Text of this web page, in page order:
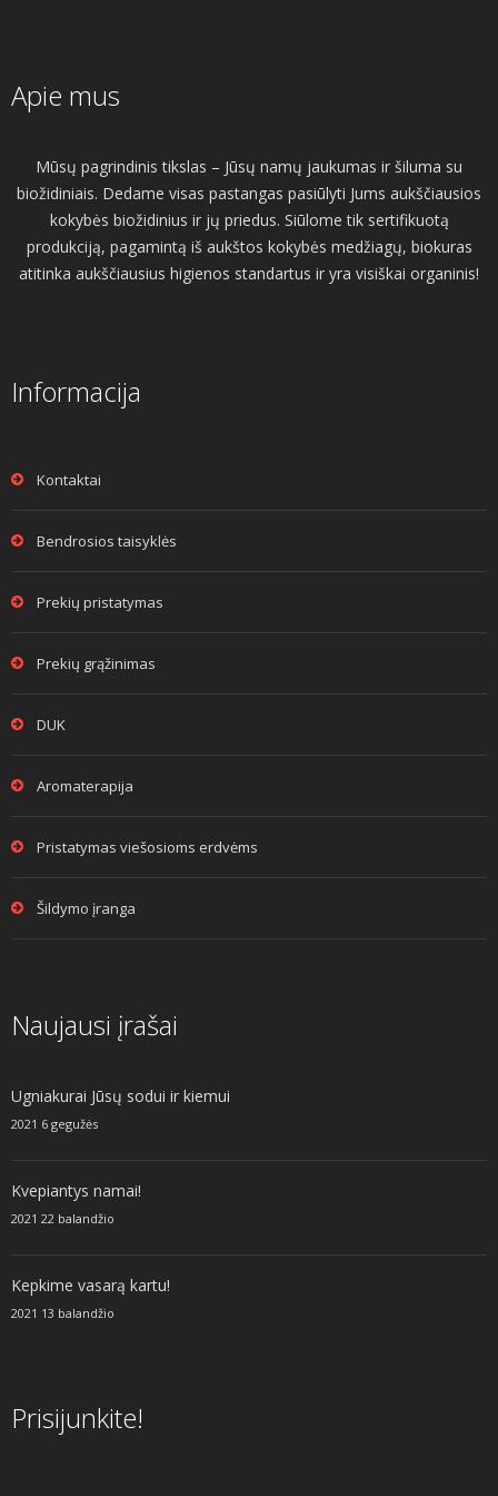
Apie mus
Mūsų pagrindinis tikslas – Jūsų namų jaukumas ir šiluma su
biožidiniais. Dedame visas pastangas pasiūlyti Jums aukščiausios
kokybės biožidinius ir jų priedus. Siūlome tik sertifikuotą
produkciją, pagamintą iš aukštos kokybės medžiagų, biokuras
atitinka aukščiausius higienos standartus ir yra visiškai organinis!
Informacija
Kontaktai
Bendrosios taisyklės
Prekių pristatymas
Prekių grąžinimas
DUK
Aromaterapija
Pristatymas viešosioms erdvėms
Šildymo įranga
Naujausi įrašai
Ugniakurai Jūsų sodui ir kiemui
2021 6 gegužės
Kvepiantys namai!
2021 22 balandžio
Kepkime vasarą kartu!
2021 13 balandžio
Prisijunkite!